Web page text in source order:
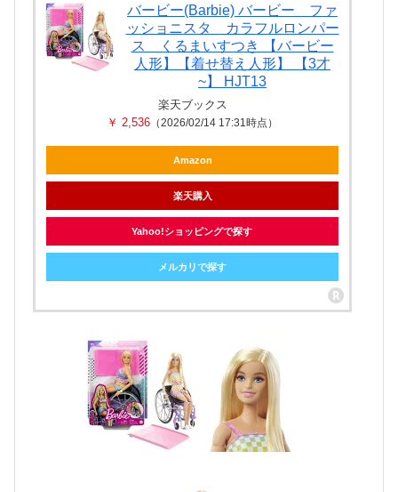
バービー(Barbie) バービー ファ
ッショニスタ カラフルロンパー
ス くるまいすつき 【バービー
人形】【着せ替え人形】 【3才
~】 HJT13
楽天ブックス
￥ 2,536 （2026/02/14 17:31時点）
Amazon
楽天購入
Yahoo!ショッピングで探す
メルカリで探す